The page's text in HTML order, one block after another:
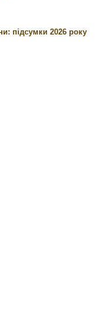
підсумки 2026 року